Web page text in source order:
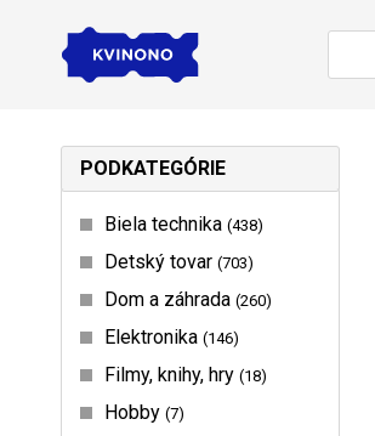
PODKATEGÓRIE
Biela technika 438
Detský tovar 703
Dom a záhrada 260
Elektronika 146
Filmy, knihy, hry 18
Hobby 7